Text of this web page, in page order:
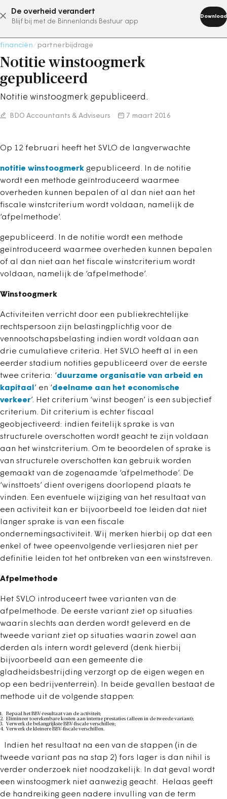
De overheid verandert
Blijf bij met de Binnenlands Bestuur app
Download
abonneer nu
financiën partnerbijdrage
Notitie winstoogmerk
gepubliceerd
Notitie winstoogmerk gepubliceerd.
BDO Accountants & Adviseurs 7 maart 2016
Op 12 februari heeft het SVLO de langverwachte
notitie winstoogmerk gepubliceerd. In de notitie
wordt een methode geïntroduceerd waarmee
overheden kunnen bepalen of al dan niet aan het
fiscale winstcriterium wordt voldaan, namelijk de
‘afpelmethode’.
gepubliceerd. In de notitie wordt een methode
geïntroduceerd waarmee overheden kunnen bepalen
of al dan niet aan het fiscale winstcriterium wordt
voldaan, namelijk de ‘afpelmethode’.
Winstoogmerk
Activiteiten verricht door een publiekrechtelijke
rechtspersoon zijn belastingplichtig voor de
vennootschapsbelasting indien wordt voldaan aan
drie cumulatieve criteria. Het SVLO heeft al in een
eerder stadium notities gepubliceerd over de eerste
twee criteria: ‘duurzame organisatie van arbeid en
kapitaal ’ en ‘deelname aan het economische
verkeer’. Het criterium ‘winst beogen’ is een subjectief
criterium. Dit criterium is echter fiscaal
geobjectiveerd: indien feitelijk sprake is van
structurele overschotten wordt geacht te zijn voldaan
aan het winstcriterium. Om te beoordelen of sprake is
van structurele overschotten kan gebruik worden
gemaakt van de zogenaamde ‘afpelmethode’. De
‘winsttoets’ dient overigens doorlopend plaats te
vinden. Een eventuele wijziging van het resultaat van
een activiteit kan er bijvoorbeeld toe leiden dat niet
langer sprake is van een fiscale
ondernemingsactiviteit. Wij merken hierbij op dat een
enkel of twee opeenvolgende verliesjaren niet per
definitie leiden tot het ontbreken van een winststreven.
Afpelmethode
Het SVLO introduceert twee varianten van de
afpelmethode. De eerste variant ziet op situaties
waarin slechts aan derden wordt geleverd en de
tweede variant ziet op situaties waarin zowel aan
derden als intern wordt geleverd (denk hierbij
bijvoorbeeld aan een gemeente die
gladheidsbestrijding verzorgt op de eigen wegen en
op een bedrijventerrein). In beide gevallen bestaat de
methode uit de volgende stappen:
Bepaal het BBV-resultaat van de activiteit;
Elimineer toerekenbare kosten aan interne prestaties (alleen in de tweede variant);
Verwerk de belangrijkste BBV-fiscale verschillen;
Verwerk de kleinere BBV-fiscale verschillen.
Indien het resultaat na een van de stappen (in de
tweede variant pas na stap 2) fors lager is dan nihil is
verder onderzoek niet noodzakelijk. In dat geval wordt
een winstoogmerk niet aanwezig geacht. Helaas geeft
de handreiking geen nadere invulling van de term